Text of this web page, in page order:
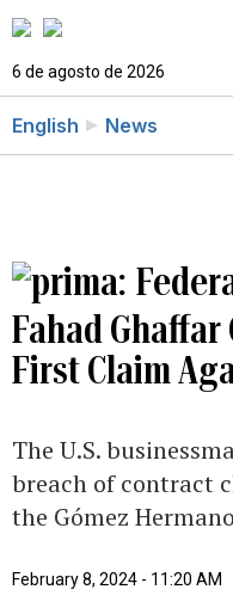
6 de agosto de 2026
English News
Fahad
First Claim
The U.S.
breach of contract
the Gómez
February 8, 2024 - 11:20 AM